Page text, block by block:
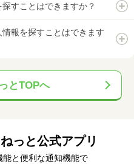
すことはできますか？
報を探すことはできます
とTOPへ
っと公式アプリ
能と便利な通知機能で